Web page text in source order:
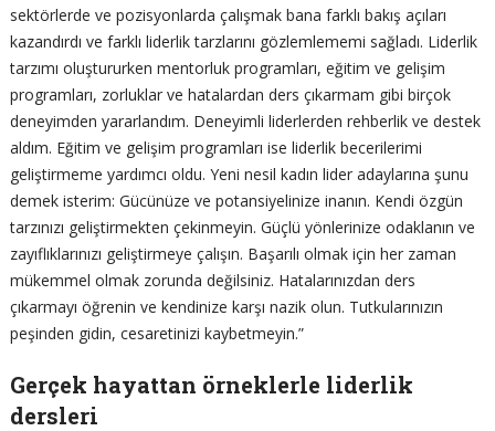
sektörlerde ve pozisyonlarda çalışmak bana farklı bakış açıları
kazandırdı ve farklı liderlik tarzlarını gözlemlememi sağladı. Liderlik
tarzımı oluştururken mentorluk programları, eğitim ve gelişim
programları, zorluklar ve hatalardan ders çıkarmam gibi birçok
deneyimden yararlandım. Deneyimli liderlerden rehberlik ve destek
aldım. Eğitim ve gelişim programları ise liderlik becerilerimi
geliştirmeme yardımcı oldu. Yeni nesil kadın lider adaylarına şunu
demek isterim: Gücünüze ve potansiyelinize inanın. Kendi özgün
tarzınızı geliştirmekten çekinmeyin. Güçlü yönlerinize odaklanın ve
zayıflıklarınızı geliştirmeye çalışın. Başarılı olmak için her zaman
mükemmel olmak zorunda değilsiniz. Hatalarınızdan ders
çıkarmayı öğrenin ve kendinize karşı nazik olun. Tutkularınızın
peşinden gidin, cesaretinizi kaybetmeyin.”
Gerçek hayattan örneklerle liderlik
dersleri